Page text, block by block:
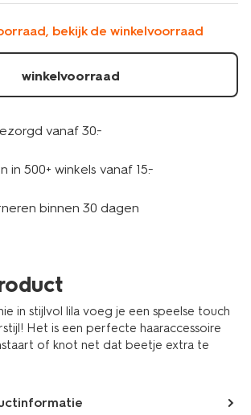
bekijk de winkelvoorraad
winkelvoorraad
vanaf 30.-
in 500+ winkels vanaf 15.-
binnen 30 dagen
in stijlvol lila voeg je een speelse touch
Het is een perfecte haaraccessoire
of knot net dat beetje extra te